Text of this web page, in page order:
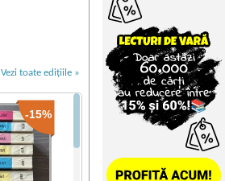
Vezi toate edițiile »
-15%